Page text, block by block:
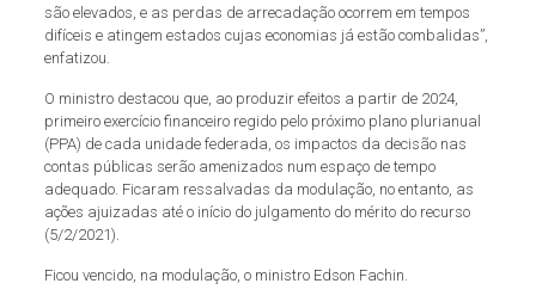
são elevados, e as perdas de arrecadação ocorrem em tempos
difíceis e atingem estados cujas economias já estão combalidas”,
enfatizou.
O ministro destacou que, ao produzir efeitos a partir de 2024,
primeiro exercício financeiro regido pelo próximo plano plurianual
(PPA) de cada unidade federada, os impactos da decisão nas
contas públicas serão amenizados num espaço de tempo
adequado. Ficaram ressalvadas da modulação, no entanto, as
ações ajuizadas até o início do julgamento do mérito do recurso
(5/2/2021).
Ficou vencido, na modulação, o ministro Edson Fachin.